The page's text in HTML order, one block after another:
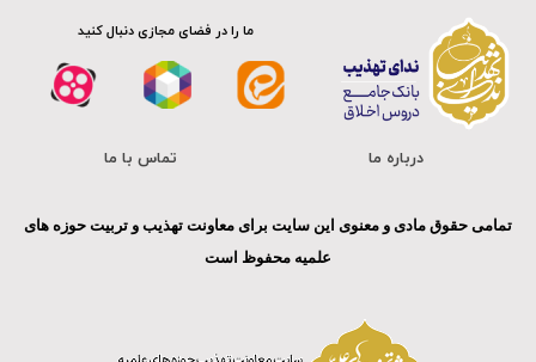
ما را در فضای مجازی دنبال کنید
درباره ما تماس با ما
تمامی حقوق مادی و معنوی این سایت برای معاونت تهذیب و تربیت حوزه های
علمیه محفوظ است